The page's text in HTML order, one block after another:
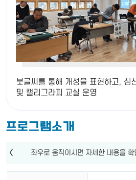
붓글씨를 통해 개성을 표현하고, 심
및 캘리그라피 교실 운영
프로그램소개